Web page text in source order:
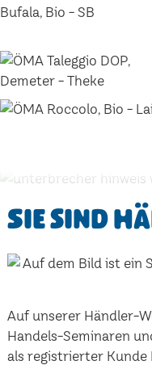
Sie sind
Auf unserer Händler-
Handels-Seminaren
als registrierter Kunde